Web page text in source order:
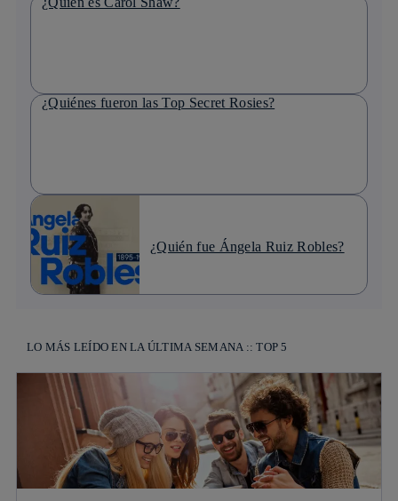
¿Quiénes fueron las Top Secret Rosies?
¿Quién fue Ángela Ruiz Robles?
LO MÁS LEÍDO EN LA ÚLTIMA SEMANA :: TOP 5